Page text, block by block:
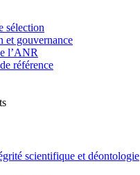
sélection
et gouvernance
l’ANR
référence
scientifique et déontologie